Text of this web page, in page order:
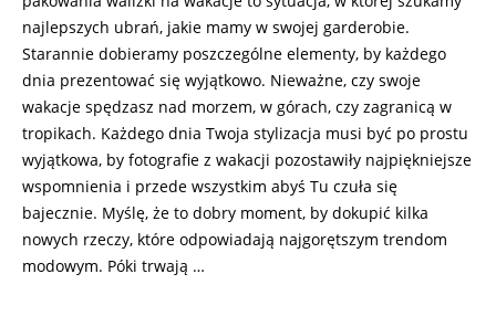
najlepszych ubrań, jakie mamy w swojej garderobie.
Starannie dobieramy poszczególne elementy, by każdego
dnia prezentować się wyjątkowo. Nieważne, czy swoje
wakacje spędzasz nad morzem, w górach, czy zagranicą w
tropikach. Każdego dnia Twoja stylizacja musi być po prostu
wyjątkowa, by fotografie z wakacji pozostawiły najpiękniejsze
wspomnienia i przede wszystkim abyś Tu czuła się
bajecznie. Myślę, że to dobry moment, by dokupić kilka
nowych rzeczy, które odpowiadają najgorętszym trendom
modowym. Póki trwają …